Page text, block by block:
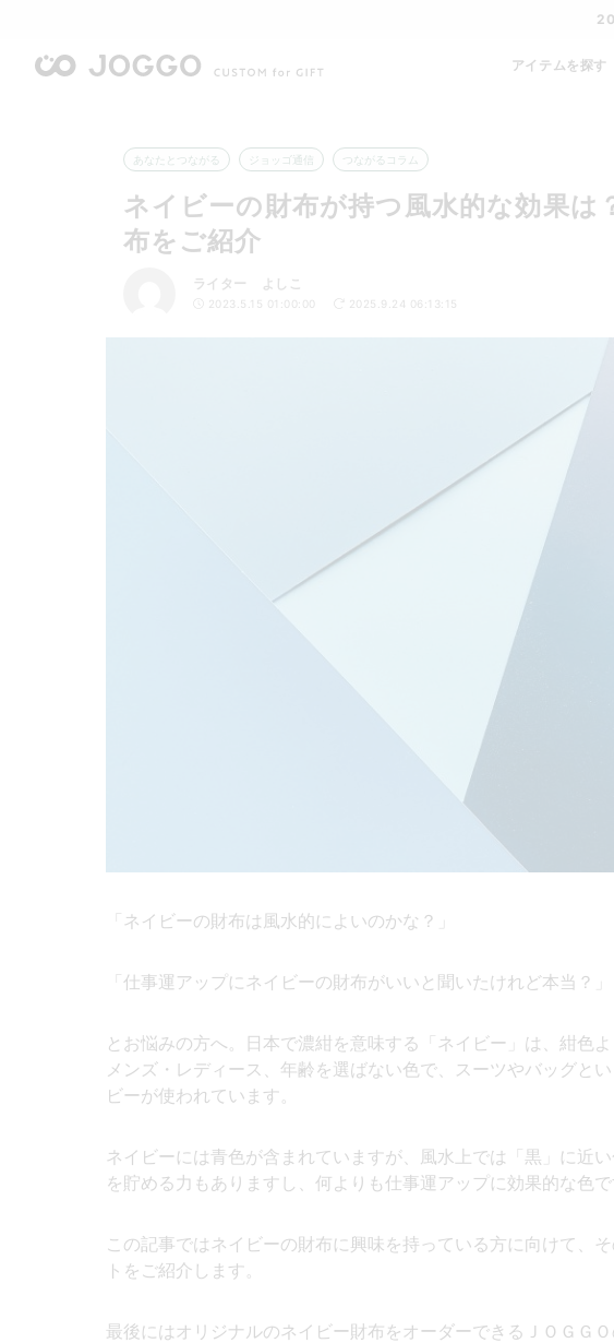
アイテムを探す
あなたとつながる ジョッゴ通信 つながるコラム
ネイビーの財布が持つ風水的な効果は
布をご紹介
ライター よしこ
2023.5.15 01:00:00 2025.9.24 06:13:15
「ネイビーの財布は風水的によいのかな？」
「仕事運アップにネイビーの財布がいいと聞いたけれど本当？」
とお悩みの方へ。日本で濃紺を意味する「ネイビー」は、紺色
メンズ・レディース、年齢を選ばない色で、スーツやバッグと
ビーが使われています。
ネイビーには青色が含まれていますが、風水上では「黒」に近
を貯める力もありますし、何よりも仕事運アップに効果的な色で
この記事ではネイビーの財布に興味を持っている方に向けて、
トをご紹介します。
最後にはオリジナルのネイビー財布をオーダーできるＪＯＧＧ